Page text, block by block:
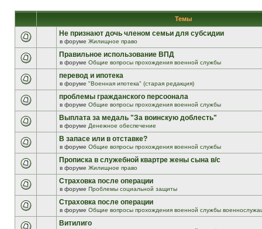
Темы
Не признают дочь членом семьи для субсидии
в форуме Жилищное право
Правильное использование ВПД
в форуме Общие вопросы прохождения военной службы
перевод и ипотека
в форуме "Военная ипотека" (старая редакция)
проблемы гражданского персоонала
в форуме Общие вопросы прохождения военной службы
Выплата за медаль "За воинскую доблесть"
в форуме Денежное обеспечение
В запасе или в отставке?
в форуме Общие вопросы прохождения военной службы
Прописка в служебной квартре жены сына в/с
в форуме Жилищное право
Страховка после операции
в форуме Проблемы социальной защиты
Страховка после операции
в форуме Общие вопросы прохождения военной службы
Витилиго